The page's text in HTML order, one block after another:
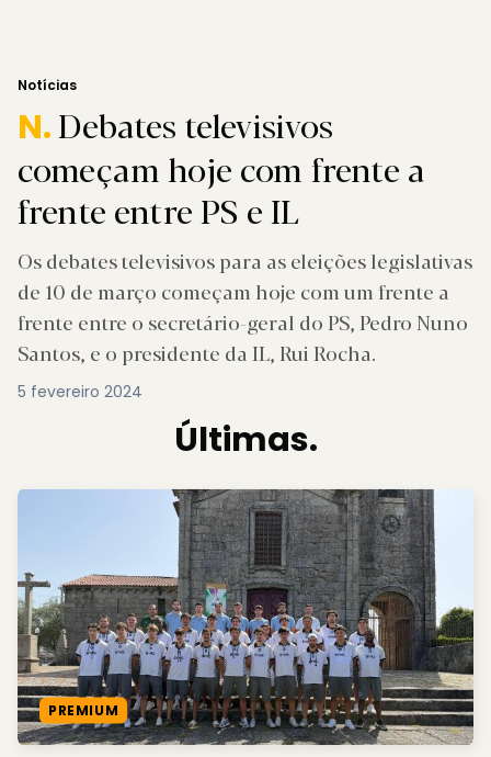
Notícias
N.Debates televisivos
começam hoje com frente a
frente entre PS e IL
Os debates televisivos para as eleições legislativas
de 10 de março começam hoje com um frente a
frente entre o secretário-geral do PS, Pedro Nuno
Santos, e o presidente da IL, Rui Rocha.
5 fevereiro 2024
Últimas.
PREMIUM